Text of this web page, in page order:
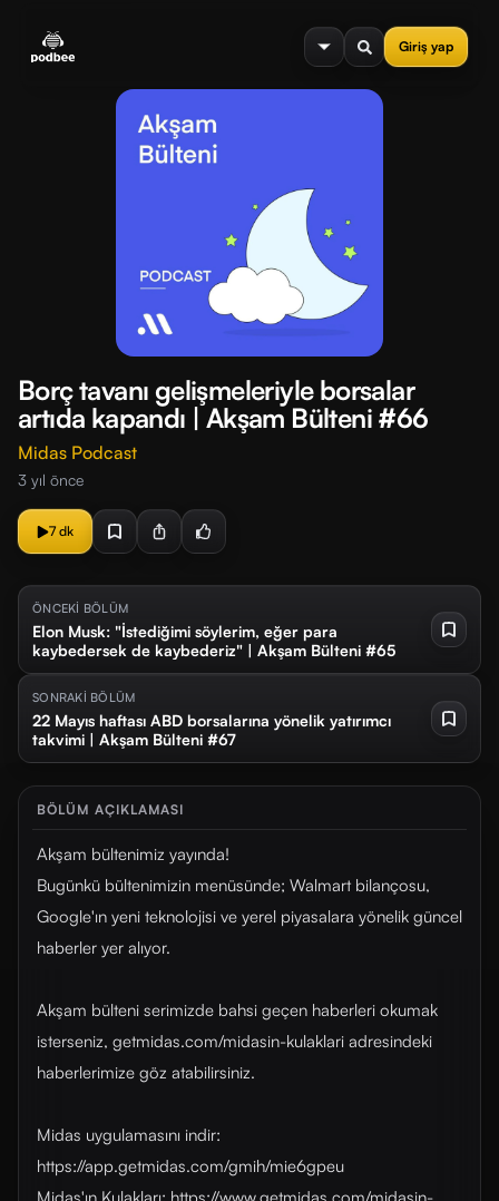
Giriş yap
menu
Borç tavanı gelişmeleriyle borsalar
artıda kapandı | Akşam Bülteni #66
Midas Podcast
3 yıl önce
7 dk
ÖNCEKİ BÖLÜM
Elon Musk: "İstediğimi söylerim, eğer para
kaybedersek de kaybederiz" | Akşam Bülteni #65
SONRAKİ BÖLÜM
22 Mayıs haftası ABD borsalarına yönelik yatırımcı
takvimi | Akşam Bülteni #67
BÖLÜM AÇIKLAMASI
Akşam bültenimiz yayında!
Bugünkü bültenimizin menüsünde; Walmart bilançosu,
Google'ın yeni teknolojisi ve yerel piyasalara yönelik güncel
haberler yer alıyor.
Akşam bülteni serimizde bahsi geçen haberleri okumak
isterseniz, getmidas.com/midasin-kulaklari adresindeki
haberlerimize göz atabilirsiniz.
Midas uygulamasını indir:
https://app.getmidas.com/gmih/mie6gpeu